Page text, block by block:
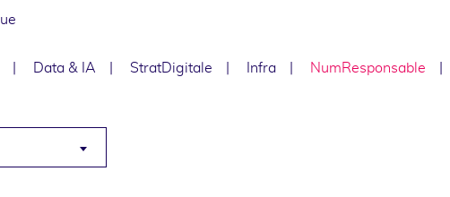
Data & IA StratDigitale Infra NumResponsable